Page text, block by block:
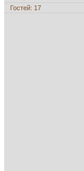
Гостей: 17